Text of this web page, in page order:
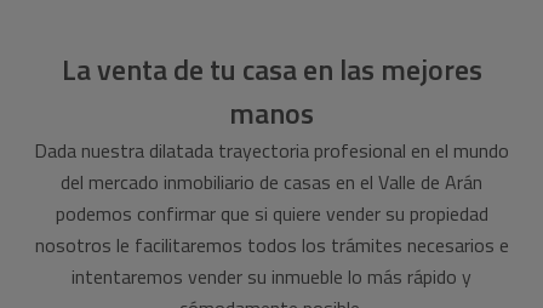
La venta de tu casa en las mejores
manos
Dada nuestra dilatada trayectoria profesional en el mundo
del mercado inmobiliario de casas en el Valle de Arán
podemos confirmar que si quiere vender su propiedad
nosotros le facilitaremos todos los trámites necesarios e
intentaremos vender su inmueble lo más rápido y